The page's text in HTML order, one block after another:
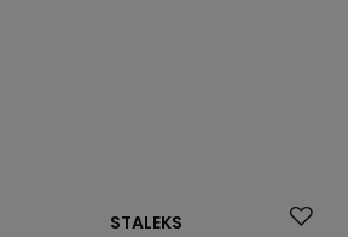
STALEKS